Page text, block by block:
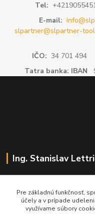
Tel:
E-mail:
slpartner@slpartner-
IČO: 34 701
Tatra banka: IBAN
Ing. Stanislav
+421 905 545 198
Pre základnú funkčnosť,
účely a v prípade
využívame súbory